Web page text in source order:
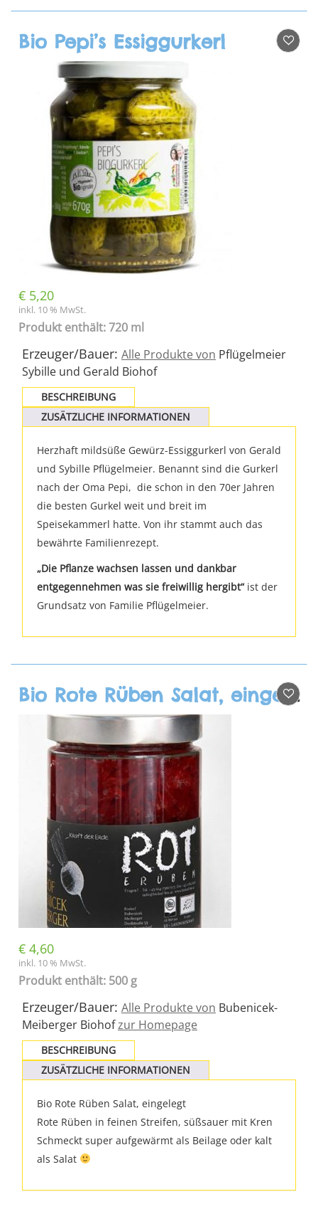
Bio Pepi’s Essiggurkerl
€ 5,20
inkl. 10 % MwSt.
Produkt enthält: 720 ml
Erzeuger/Bauer: Alle Produkte von Pflügelmeier
Sybille und Gerald Biohof
BESCHREIBUNG
ZUSÄTZLICHE INFORMATIONEN
Herzhaft mildsüße Gewürz-Essiggurkerl von Gerald
und Sybille Pflügelmeier. Benannt sind die Gurkerl
nach der Oma Pepi, die schon in den 70er Jahren
die besten Gurkel weit und breit im
Speisekammerl hatte. Von ihr stammt auch das
bewährte Familienrezept.
„Die Pflanze wachsen lassen und dankbar
entgegennehmen was sie freiwillig hergibt“ ist der
Grundsatz von Familie Pflügelmeier.
Bio Rote Rüben Salat, eingelegt
€ 4,60
inkl. 10 % MwSt.
Produkt enthält: 500 g
Erzeuger/Bauer: Alle Produkte von Bubenicek-
Meiberger Biohofzur Homepage
BESCHREIBUNG
ZUSÄTZLICHE INFORMATIONEN
Bio Rote Rüben Salat, eingelegt
Rote Rüben in feinen Streifen, süßsauer mit Kren
Schmeckt super aufgewärmt als Beilage oder kalt
als Salat